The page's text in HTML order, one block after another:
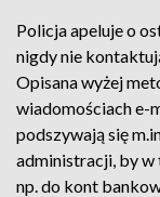
Policja apeluje o
nigdy nie
Opisana wyżej
wiadomościach e-
podszywają się
administracji, by w
np. do kont